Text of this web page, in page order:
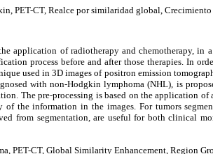
PET-CT, Realce por similaridad global, Crecimiento
application of radiotherapy and chemotherapy, in
process before and after those therapies. In
used in 3D images of positron emission
with non-Hodgkin lymphoma (NHL), is
The pre-processing is based on the application
the information in the images. For tumors
from segmentation, are useful for both clinical
PET-CT, Global Similarity Enhancement, Region